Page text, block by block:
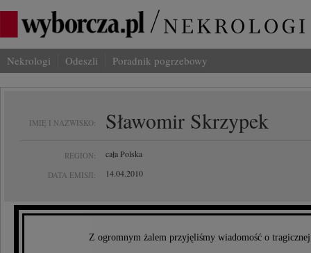
Nekrologi Odeszli Poradnik pogrzebowy
IMIĘ I NAZWISKO: Sławomir Skrzypek
REGION: cała Polska
DATA EMISJI: 14.04.2010
Z ogromnym żalem przyjęliśmy wiadomość o